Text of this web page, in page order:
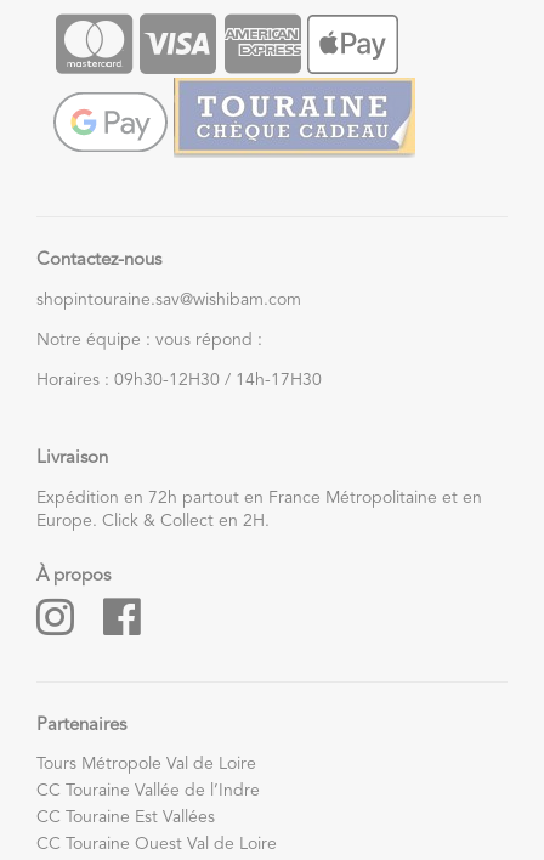
Contactez-nous
shopintouraine.sav@wishibam.com
Notre équipe : vous répond :
Horaires : 09h30-12H30 / 14h-17H30
Livraison
Expédition en 72h partout en France Métropolitaine et en
Europe. Click & Collect en 2H.
À propos
Partenaires
Tours Métropole Val de Loire
CC Touraine Vallée de l’Indre
CC Touraine Est Vallées
CC Touraine Ouest Val de Loire